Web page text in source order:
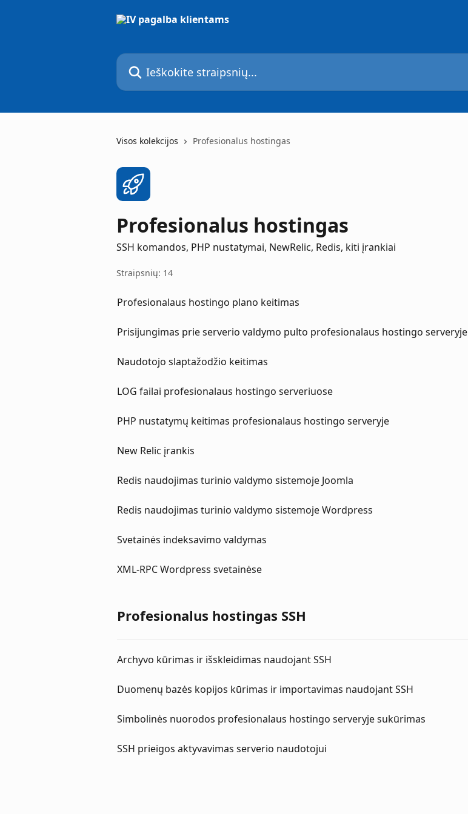
Ieškokite straipsnių...
Visos kolekcijos Profesionalus hostingas
Profesionalus hostingas
SSH komandos, PHP nustatymai, NewRelic, Redis, kiti įrankiai
Straipsnių: 14
Profesionalaus hostingo plano keitimas
Prisijungimas prie serverio valdymo pulto profesionalaus hostingo serveryje
Naudotojo slaptažodžio keitimas
LOG failai profesionalaus hostingo serveriuose
PHP nustatymų keitimas profesionalaus hostingo serveryje
New Relic įrankis
Redis naudojimas turinio valdymo sistemoje Joomla
Redis naudojimas turinio valdymo sistemoje Wordpress
Svetainės indeksavimo valdymas
XML-RPC Wordpress svetainėse
Profesionalus hostingas SSH
Archyvo kūrimas ir išskleidimas naudojant SSH
Duomenų bazės kopijos kūrimas ir importavimas naudojant SSH
Simbolinės nuorodos profesionalaus hostingo serveryje sukūrimas
SSH prieigos aktyvavimas serverio naudotojui